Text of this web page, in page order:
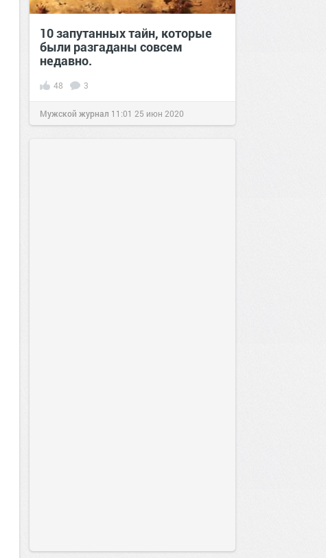
10 запутанных тайн, которые
были разгаданы совсем
недавно.
48 3
Мужской журнал 11:01 25 июн 2020